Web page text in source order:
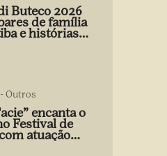
Buteco 2026
de família
e histórias
-Outros
encanta o
Festival de
atuação
de Débora